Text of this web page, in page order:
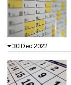
30 Dec 2022